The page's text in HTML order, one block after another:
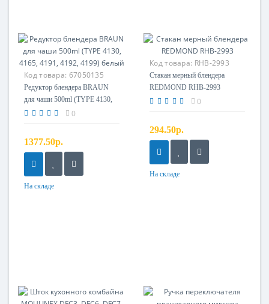
Код товара: 67050135
Редуктор блендера BRAUN
для чаши 500ml (TYPE 4130,
4165, 4191, 4192, 4199) белый
0
1377.50р.
На складе
Код товара: RHB-2993
Стакан мерный
Стакан мерный блендера
REDMOND RHB-2993
0
294.50р.
На складе